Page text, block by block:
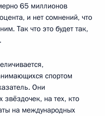
65 миллионов
и нет сомнений, что
Так что это будет так,
спортом
Они
звёздочек, на тех, кто
на международных